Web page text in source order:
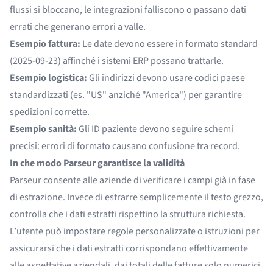
flussi si bloccano, le integrazioni falliscono o passano dati
errati che generano errori a valle.
Esempio fattura: Le date devono essere in formato standard
(2025-09-23) affinché i sistemi ERP possano trattarle.
Esempio logistica: Gli indirizzi devono usare codici paese
standardizzati (es. "US" anziché "America") per garantire
spedizioni corrette.
Esempio sanità: Gli ID paziente devono seguire schemi
precisi: errori di formato causano confusione tra record.
In che modo Parseur garantisce la validità
Parseur consente alle aziende di verificare i campi già in fase
di estrazione. Invece di estrarre semplicemente il testo grezzo,
controlla che i dati estratti rispettino la struttura richiesta.
L’utente può impostare regole personalizzate o istruzioni per
assicurarsi che i dati estratti corrispondano effettivamente